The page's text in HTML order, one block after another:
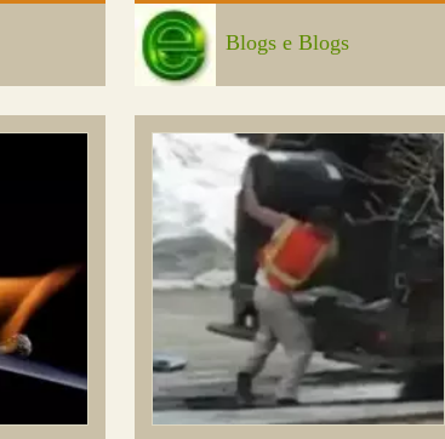
Blogs e Blogs